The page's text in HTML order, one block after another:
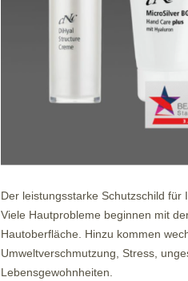
Der leistungsstarke Schutzschild für
Viele Hautprobleme beginnen mit
Hautoberfläche. Hinzu kommen
Umweltverschmutzung, Stress,
Lebensgewohnheiten.